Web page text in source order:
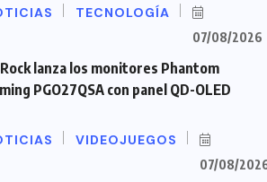
TECNOLOGÍA
07/08/2026
lanza los monitores Phantom
PGO27QSA con panel QD-OLED
VIDEOJUEGOS
07/08/